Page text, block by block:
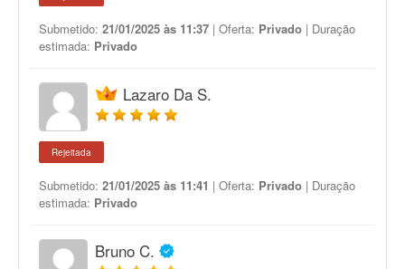
Submetido: 21/01/2025 às 11:37 | Oferta: Privado | Duração
estimada: Privado
Lazaro Da S.
Rejeitada
Submetido: 21/01/2025 às 11:41 | Oferta: Privado | Duração
estimada: Privado
Bruno C.